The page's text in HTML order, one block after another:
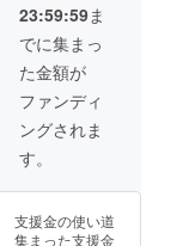
るぜ!!と思った
方の支援をお待
ちしておりま
す。 作成期間や
著作権等のお話
は、支援して下
さった場合に
メール等を通し
て直接やりとり
させて頂きま
す。 ・公序良俗
に反する物(子供
23:59:59ま
でに集まっ
た金額が
ファンディ
ングされま
す。
支援金の使い道
集まった支援金